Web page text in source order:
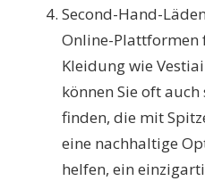
Second-Hand-
Online-Plattformen
Kleidung wie
können Sie oft
finden, die mit
eine nachhaltige
helfen, ein